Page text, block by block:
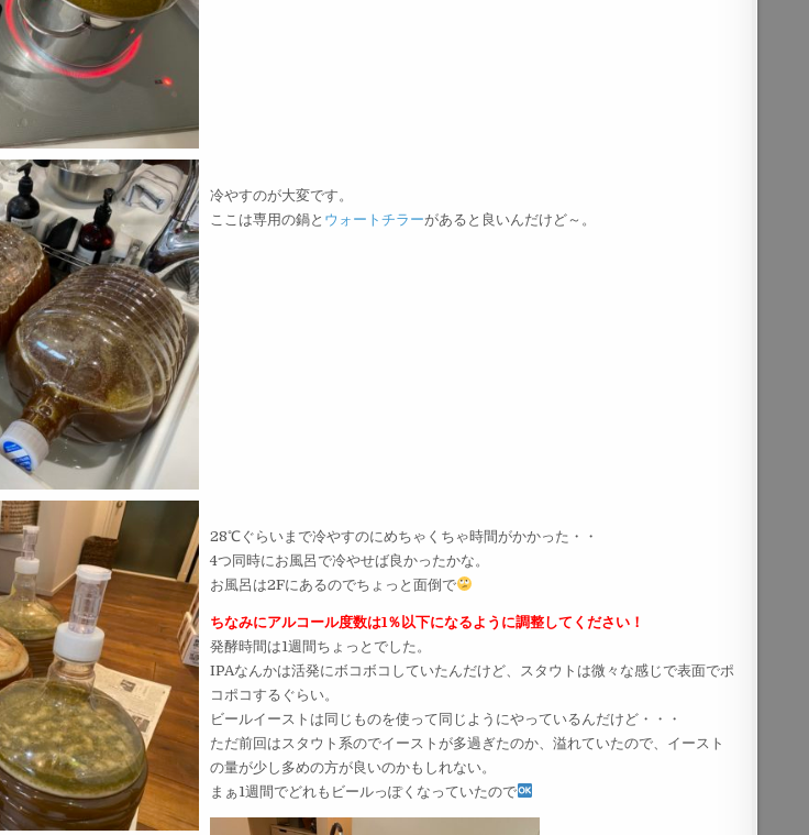
冷やすのが大変です。
ここは専用の鍋と ウォートチラーがあると良いんだけど～。
28℃ぐらいまで冷やすのにめちゃくちゃ時間がかかった・・
4つ同時にお風呂で冷やせば良かったかな。
お風呂は2Fにあるのでちょっと面倒で
ちなみにアルコール度数は1％以下になるように調整してください！
発酵時間は1週間ちょっとでした。
IPAなんかは活発にボコボコしていたんだけど、スタウトは微々な感じで表面でポ
コポコするぐらい。
ビールイーストは同じものを使って同じようにやっているんだけど・・・
ただ前回はスタウト系のでイーストが多過ぎたのか、溢れていたので、イースト
の量が少し多めの方が良いのかもしれない。
まぁ1週間でどれもビールっぽくなっていたので